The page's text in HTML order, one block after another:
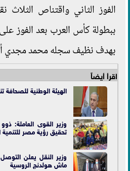
الفوز الثاني واقتناص الثلاث
ببطولة كأس العرب بعد الفوز
بهدف نظيف سجله محمد مجدي
اقرأ أيضاً
الهيئة الوطنية للصحافة
وزير القوى العاملة:
تحقيق رؤية مصر للتنمية
وزير النقل يعلن
ماش هولدنج الروسية